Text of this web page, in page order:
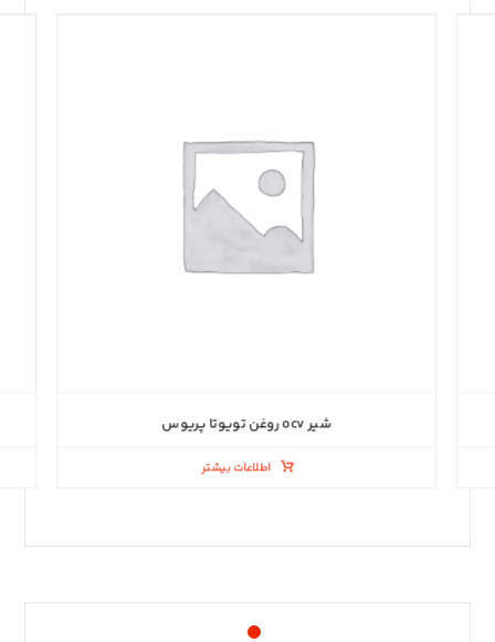
شیر ocv روغن تویوتا پریوس
اطلاعات بیشتر